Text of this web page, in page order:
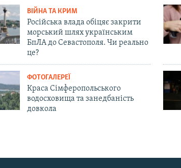
ВІЙНА ТА КРИМ
Російська влада обіцяє закрити
морський шлях українським
БпЛА до Севастополя. Чи реально
це?
ФОТОГАЛЕРЕЇ
Краса Сімферопольського
водосховища та занедбаність
довкола